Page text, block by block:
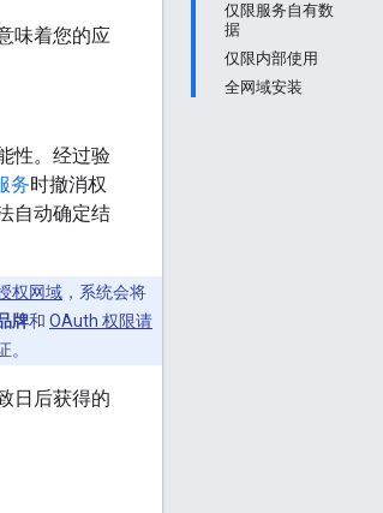
仅限服务自有数
据
仅限内部使用
全网域安装
味着您的应
性。经过验
务时撤消权
自动确定结
权网域 ，系统会将
牌和 OAuth 权限请
日后获得的